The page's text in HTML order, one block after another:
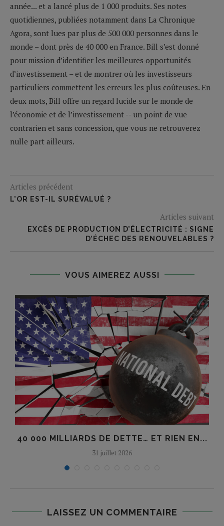
année... et a lancé plus de 1 000 produits. Ses notes
quotidiennes, publiées notamment dans La Chronique
Agora, sont lues par plus de 500 000 personnes dans le
monde – dont près de 40 000 en France. Bill s’est donné
pour mission d’identifier les meilleures opportunités
d’investissement – et de montrer où les investisseurs
particuliers commettent les erreurs les plus coûteuses. En
deux mots, Bill offre un regard lucide sur le monde de
l’économie et de l’investissement -- un point de vue
contrarien et sans concession, que vous ne retrouverez
nulle part ailleurs.
Articles précédent
L’OR EST-IL SURÉVALUÉ ?
Articles suivant
EXCÈS DE PRODUCTION D’ÉLECTRICITÉ : SIGNE
D’ÉCHEC DES RENOUVELABLES ?
VOUS AIMEREZ AUSSI
40 000 MILLIARDS DE DETTE… ET RIEN EN...
31 juillet 2026
LAISSEZ UN COMMENTAIRE